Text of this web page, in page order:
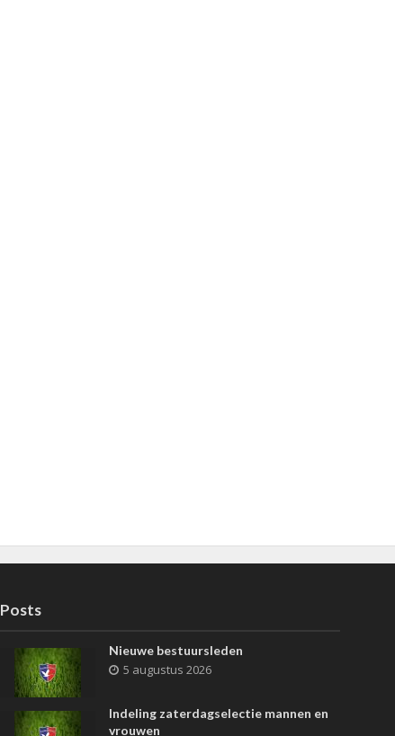
Posts
Nieuwe bestuursleden
5 augustus 2026
Indeling zaterdagselectie mannen en
vrouwen